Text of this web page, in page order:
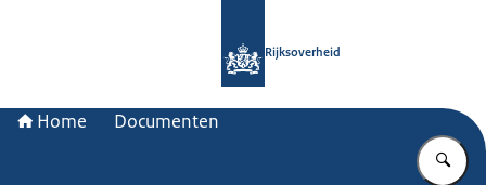
Rijksoverheid
Home Documenten